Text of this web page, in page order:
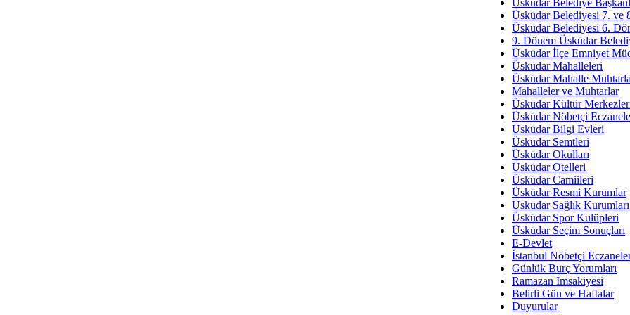
İmar Sorunlarının Genel
Arakan
Bayramın
Ruhsal
Üsküdar
Üsküdar Belediye
Üsküdar Belediyesi 7. ve
Üsküdar Belediyesi 6.
9. Dönem Üsküdar
Üsküdar İlçe Emniyet
Üsküdar Mahalleleri
Üsküdar Mahalle
Mahalleler ve Muhtarlar
Üsküdar Kültür
Üsküdar Nöbetçi
Üsküdar Bilgi Evleri
Üsküdar Semtleri
Üsküdar Okulları
Üsküdar Otelleri
Üsküdar Camiileri
Üsküdar Resmi Kurumlar
Üsküdar Sağlık Kurumları
Üsküdar Spor Kulüpleri
Üsküdar Seçim Sonuçları
E-Devlet
İstanbul Nöbetçi
Günlük Burç Yorumları
Ramazan İmsakiyesi
Belirli Gün ve Haftalar
Duyurular